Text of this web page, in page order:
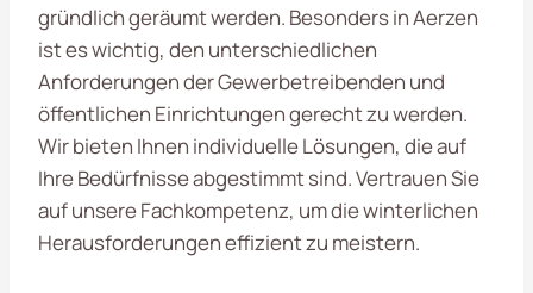
gründlich geräumt werden. Besonders in Aerzen
ist es wichtig, den unterschiedlichen
Anforderungen der Gewerbetreibenden und
öffentlichen Einrichtungen gerecht zu werden.
Wir bieten Ihnen individuelle Lösungen, die auf
Ihre Bedürfnisse abgestimmt sind. Vertrauen Sie
auf unsere Fachkompetenz, um die winterlichen
Herausforderungen effizient zu meistern.